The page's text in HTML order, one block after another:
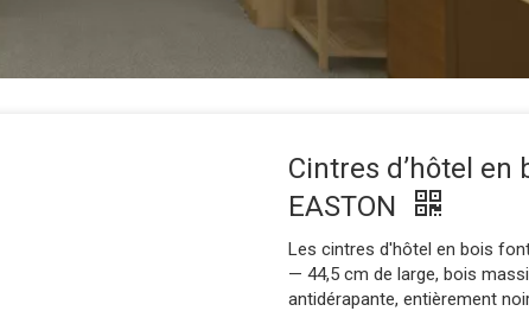
Cintres d’hôtel en
EASTON
Les cintres d'hôtel en bois
— 44,5 cm de large, bois
antidérapante, entièrement